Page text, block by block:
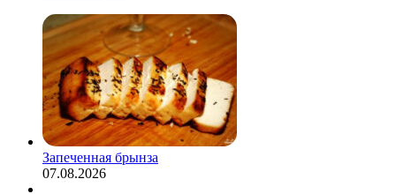
Запеченная брынза
07.08.2026